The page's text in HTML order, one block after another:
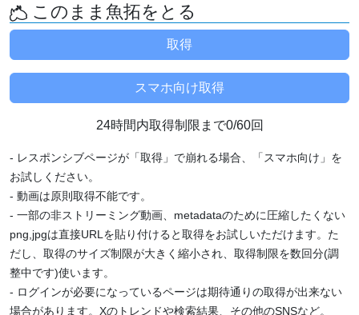
このまま魚拓をとる
24時間内取得制限まで0/60回
- レスポンシブページが「取得」で崩れる場合、「スマホ向け」を
お試しください。
- 動画は原則取得不能です。
- 一部の非ストリーミング動画、metadataのために圧縮したくない
png,jpgは直接URLを貼り付けると取得をお試しいただけます。た
だし、取得のサイズ制限が大きく縮小され、取得制限を数回分(調
整中です)使います。
- ログインが必要になっているページは期待通りの取得が出来ない
場合があります。Xのトレンドや検索結果、その他のSNSなど。